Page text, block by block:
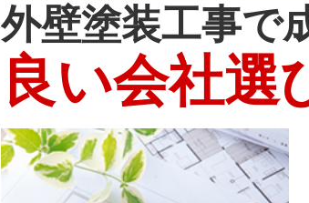
外壁塗装工事で
良い会社選